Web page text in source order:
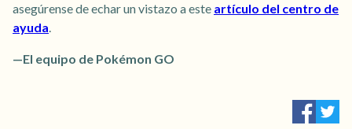
asegúrense de echar un vistazo a este artículo del centro de
ayuda.
—El equipo de Pokémon GO